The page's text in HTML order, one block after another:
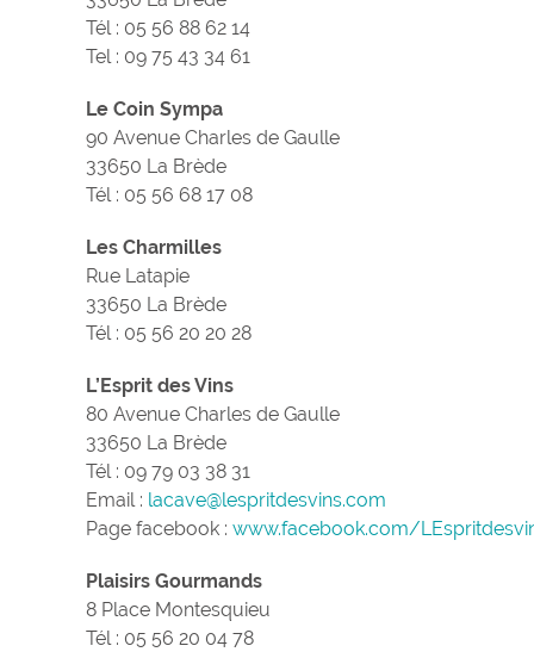
Tél : 05 56 88 62 14
Tel : 09 75 43 34 61
Le Coin Sympa
90 Avenue Charles de Gaulle
33650 La Brède
Tél : 05 56 68 17 08
Les Charmilles
Rue Latapie
33650 La Brède
Tél : 05 56 20 20 28
L’Esprit des Vins
80 Avenue Charles de Gaulle
33650 La Brède
Tél : 09 79 03 38 31
Email : lacave@lespritdesvins.com
Page facebook : www.facebook.com/
Plaisirs Gourmands
8 Place Montesquieu
Tél : 05 56 20 04 78